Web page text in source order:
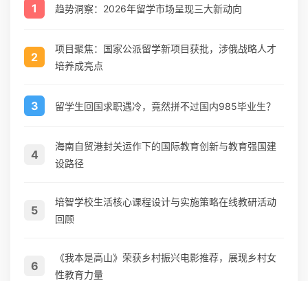
1 趋势洞察：2026年留学市场呈现三大新动向
2
项目聚焦：国家公派留学新项目获批，涉俄战略人才
培养成亮点
3 留学生回国求职遇冷，竟然拼不过国内985毕业生？
4
海南自贸港封关运作下的国际教育创新与教育强国建
设路径
5
培智学校生活核心课程设计与实施策略在线教研活动
回顾
6
《我本是高山》荣获乡村振兴电影推荐，展现乡村女
性教育力量